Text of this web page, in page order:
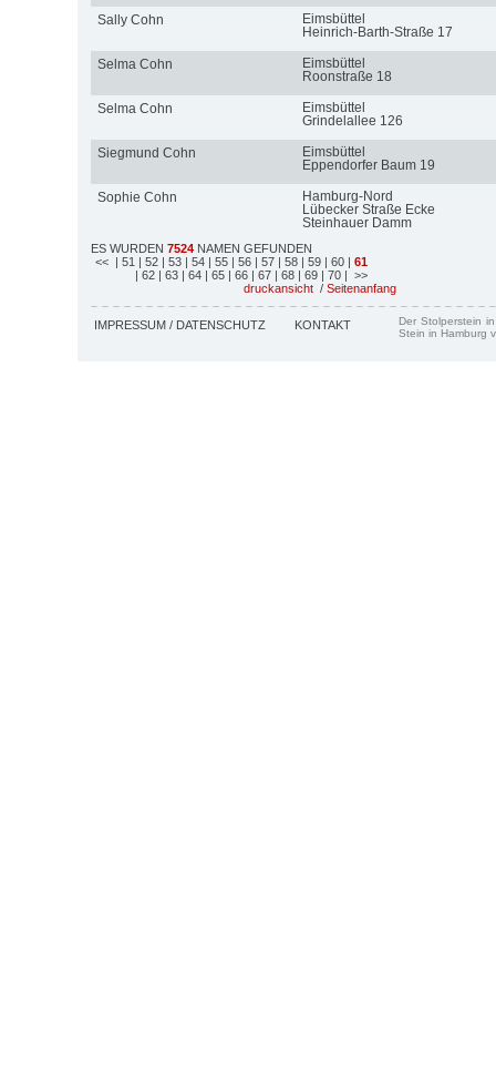
Sally Cohn
Eimsbüttel
Heinrich-Barth-Straße 17
Selma Cohn
Eimsbüttel
Roonstraße 18
Selma Cohn
Eimsbüttel
Grindelallee 126
Siegmund Cohn
Eimsbüttel
Eppendorfer Baum 19
Sophie Cohn
Hamburg-Nord
Lübecker Straße Ecke
Steinhauer Damm
ES WURDEN 7524 NAMEN GEFUNDEN
<< | 51 | 52 | 53 | 54 | 55 | 56 | 57 | 58 | 59 | 60 | 61
| 62 | 63 | 64 | 65 | 66 | 67 | 68 | 69 | 70 | >>
druckansicht / Seitenanfang
IMPRESSUM / DATENSCHUTZ KONTAKT
Der Stolperstein
Stein in Hamburg